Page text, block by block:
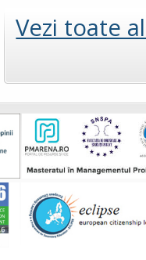
Vezi toate